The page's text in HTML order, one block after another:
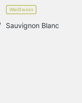
Weißwein
Sauvignon Blanc